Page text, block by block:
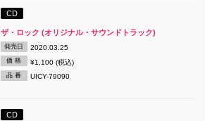
CD
ザ・ロック (オリジナル・サウンドトラック)
発売日 2020.03.25
価 格 ¥1,100 (税込)
品 番 UICY-79090
CD